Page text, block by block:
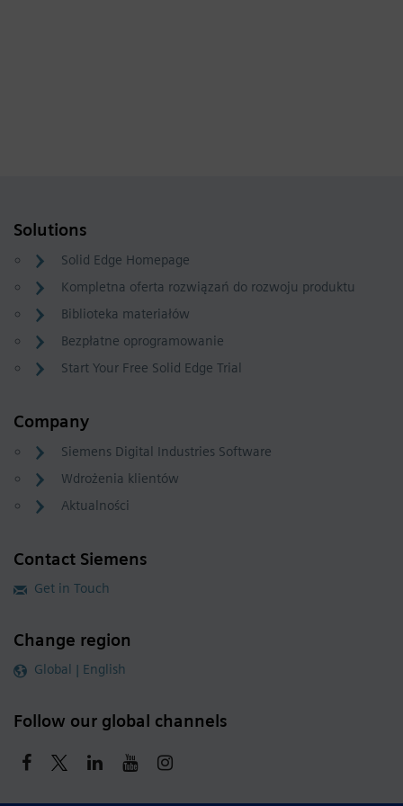
Solutions
Solid Edge Homepage
Kompletna oferta rozwiązań do rozwoju produktu
Biblioteka materiałów
Bezpłatne oprogramowanie
Start Your Free Solid Edge Trial
Company
Siemens Digital Industries Software
Wdrożenia klientów
Aktualności
Contact Siemens
Get in Touch
Change region
Global | English
Follow our global channels